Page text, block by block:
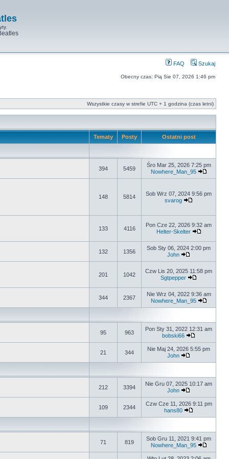
FAQ Szukaj
Obecny czas: Pią Sie 07, 2026 1:46 pm
Wszystkie czasy w strefie UTC + 1 godzina (czas letni)
Tematy Posty Ostatni post
394 5459
Śro Mar 25, 2026 7:25 pm
Nowhere_Man_95
148 5814
Sob Wrz 07, 2024 9:56 pm
svarog
133 4116
Pon Cze 22, 2026 9:32 am
Helter-Skelter
132 1356
Sob Sty 06, 2024 2:00 pm
John
201 1042
Czw Lis 20, 2025 11:58 pm
Sgtpepper
344 2367
Nie Wrz 04, 2022 9:36 am
Nowhere_Man_95
95 963
Pon Sty 31, 2022 12:31 am
bobski66
21 344
Nie Maj 24, 2026 5:55 pm
John
212 3394
Nie Gru 07, 2025 10:17 am
John
109 2344
Czw Cze 11, 2026 9:11 pm
hans80
71 819
Sob Gru 11, 2021 9:41 pm
Nowhere_Man_95